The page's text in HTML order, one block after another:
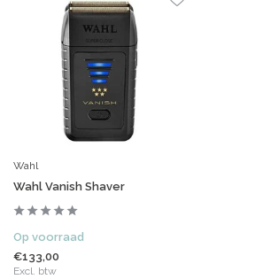
Wahl
Wahl Vanish Shaver
Op voorraad
€133,00
Excl. btw